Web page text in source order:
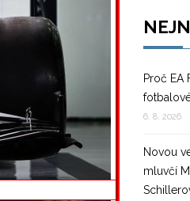
Proč EA
6. 8. 2026
Novou
mluvčí